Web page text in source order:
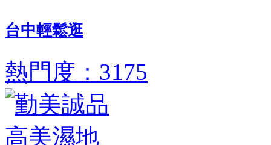
台中輕鬆逛
熱門度：3175